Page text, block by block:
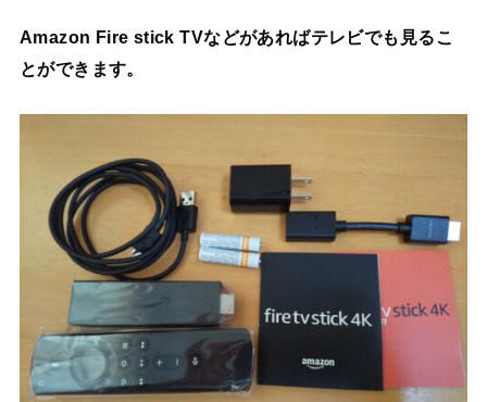
Amazon Fire stick TVなどがあればテレビでも見るこ
とができます。